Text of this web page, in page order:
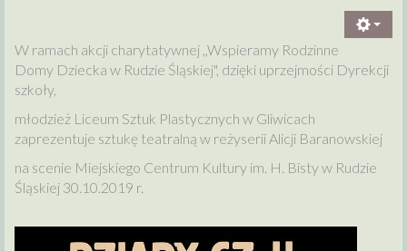
W ramach akcji charytatywnej ,,Wspieramy Rodzinne
Domy Dziecka w Rudzie Śląskiej", dzięki uprzejmości Dyrekcji
szkoły,
młodzież Liceum Sztuk Plastycznych w Gliwicach
zaprezentuje sztukę teatralną w reżyserii Alicji Baranowskiej
na scenie Miejskiego Centrum Kultury im. H. Bisty w Rudzie
Śląskiej 30.10.2019 r.